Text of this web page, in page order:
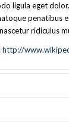
ligula eget
penatibus
ridiculus
http://